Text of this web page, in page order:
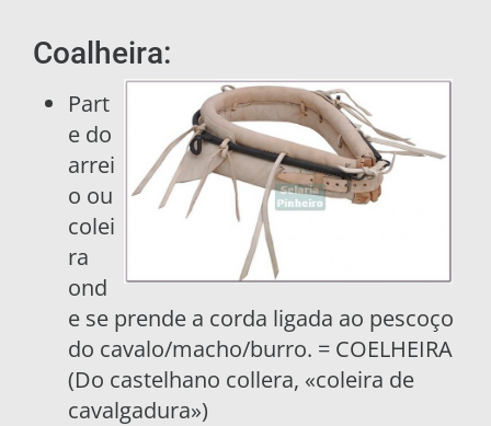
Coalheira:
Part
e do
arrei
o ou
colei
ra
ond
e se prende a corda ligada ao pescoço
do cavalo/macho/burro. = COELHEIRA
(Do castelhano collera, «coleira de
cavalgadura»)